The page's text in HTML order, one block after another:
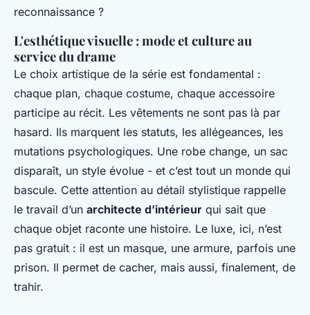
reconnaissance ?
L'esthétique visuelle : mode et culture au
service du drame
Le choix artistique de la série est fondamental :
chaque plan, chaque costume, chaque accessoire
participe au récit. Les vêtements ne sont pas là par
hasard. Ils marquent les statuts, les allégeances, les
mutations psychologiques. Une robe change, un sac
disparaît, un style évolue - et c’est tout un monde qui
bascule. Cette attention au détail stylistique rappelle
le travail d’un architecte d’intérieur qui sait que
chaque objet raconte une histoire. Le luxe, ici, n’est
pas gratuit : il est un masque, une armure, parfois une
prison. Il permet de cacher, mais aussi, finalement, de
trahir.